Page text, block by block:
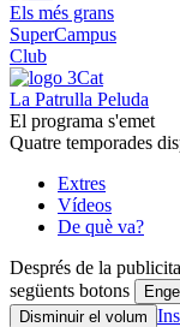
Els més grans
SuperCampus
Club
La Patrulla Peluda
El programa s'emet
Quatre temporades
Extres
Vídeos
De què va?
Després de la
següents botons
Disminuir el volum